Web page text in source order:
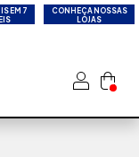
EM 7
CONHEÇA NOSSAS
LOJAS